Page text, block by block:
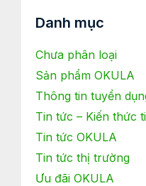
Danh mục
Chưa phân loại
Sản phẩm OKULA
Thông tin tuyển
Tin tức – Kiến thức
Tin tức OKULA
Tin tức thị trường
Ưu đãi OKULA